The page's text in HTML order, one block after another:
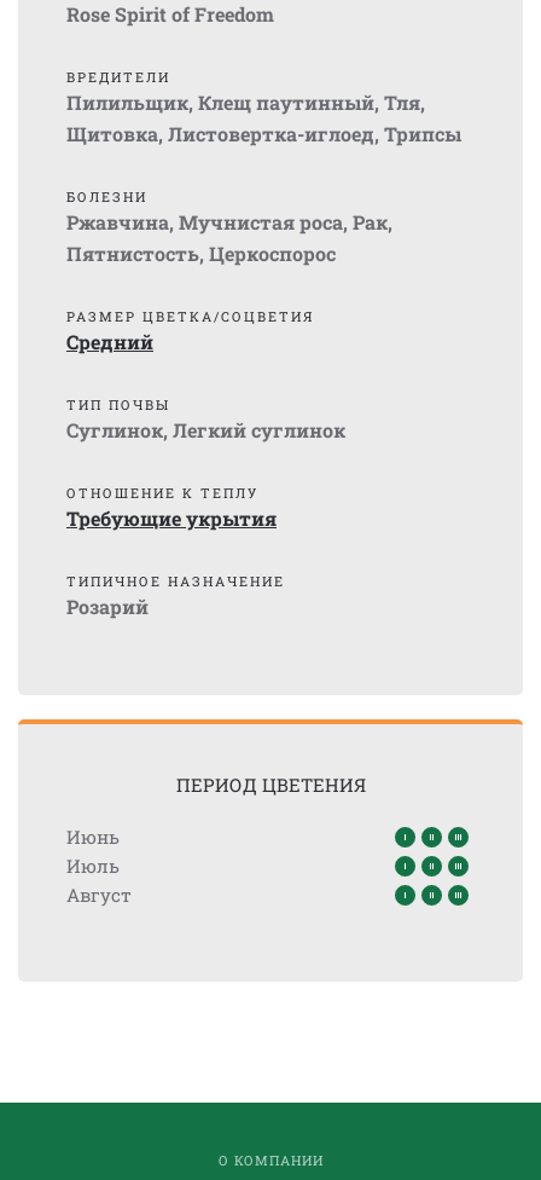
Rose Spirit of Freedom
ВРЕДИТЕЛИ
Пилильщик, Клещ паутинный, Тля,
Щитовка, Листовертка-иглоед, Трипсы
БОЛЕЗНИ
Ржавчина, Мучнистая роса, Рак,
Пятнистость, Церкоспорос
РАЗМЕР ЦВЕТКА/СОЦВЕТИЯ
Средний
ТИП ПОЧВЫ
Суглинок, Легкий суглинок
ОТНОШЕНИЕ К ТЕПЛУ
Требующие укрытия
ТИПИЧНОЕ НАЗНАЧЕНИЕ
Розарий
ПЕРИОД ЦВЕТЕНИЯ
Июнь
Июль
Август
О КОМПАНИИ